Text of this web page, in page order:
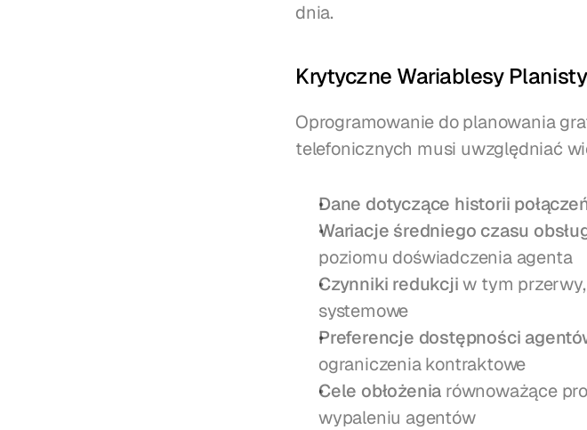
dnia.
Krytyczne Wariablesy
Oprogramowanie do planowania
telefonicznych musi uwzględniać
Dane dotyczące historii
Wariacje średniego czasu
poziomu doświadczenia agenta
Czynniki redukcji w tym
systemowe
Preferencje dostępności
ograniczenia kontraktowe
Cele obłożenia równoważące
wypaleniu agentów